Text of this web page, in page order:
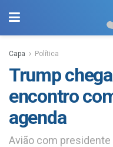
Capa Política
Trump
encontro
agenda
Avião com